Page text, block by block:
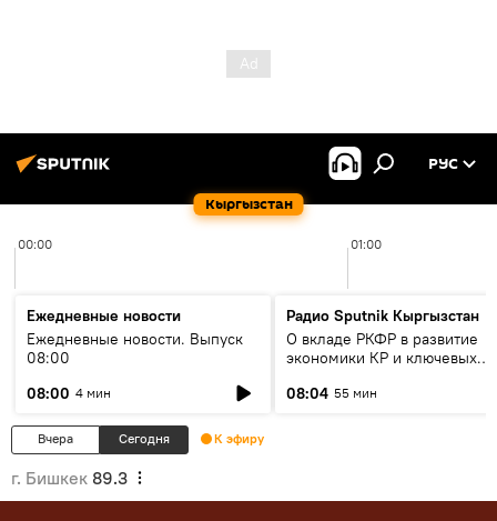
Кыргызстан
РУС
00:00 01:00
Ежедневные новости
Ежедневные новости. Выпуск
08:00
08:00 4 мин
Радио Sputnik Кыргызстан
О вкладе РКФР в развитие
экономики КР и ключевых
08:04 55 мин
Вчера Сегодня К эфиру
г. Бишкек 89.3